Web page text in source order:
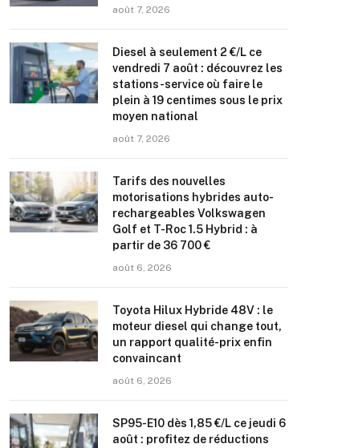
août 7, 2026
Diesel à seulement 2 €/L ce
vendredi 7 août : découvrez les
stations-service où faire le
plein à 19 centimes sous le prix
moyen national
août 7, 2026
Tarifs des nouvelles
motorisations hybrides auto-
rechargeables Volkswagen
Golf et T-Roc 1.5 Hybrid : à
partir de 36 700 €
août 6, 2026
Toyota Hilux Hybride 48V : le
moteur diesel qui change tout,
un rapport qualité-prix enfin
convaincant
août 6, 2026
SP95-E10 dès 1,85 €/L ce jeudi 6
août : profitez de réductions